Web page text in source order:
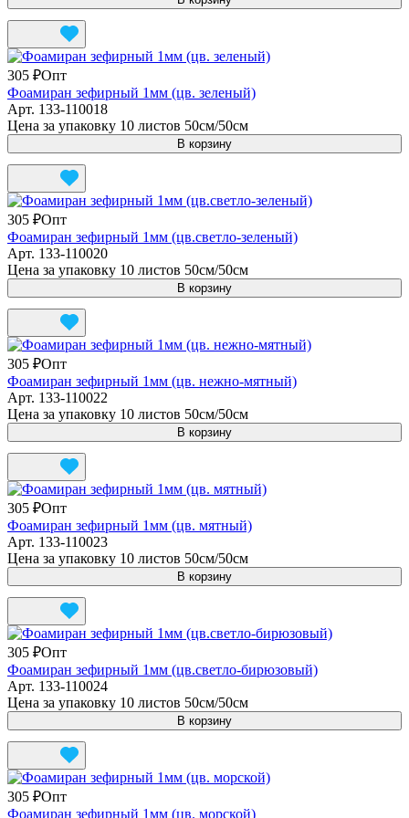
305 ₽Опт
Фоамиран зефирный 1мм (цв. зеленый)
Арт. 133-110018
Цена за упаковку 10 листов 50см/50см
В корзину
305 ₽Опт
Фоамиран зефирный 1мм (цв.светло-зеленый)
Арт. 133-110020
Цена за упаковку 10 листов 50см/50см
В корзину
305 ₽Опт
Фоамиран зефирный 1мм (цв. нежно-мятный)
Арт. 133-110022
Цена за упаковку 10 листов 50см/50см
В корзину
305 ₽Опт
Фоамиран зефирный 1мм (цв. мятный)
Арт. 133-110023
Цена за упаковку 10 листов 50см/50см
В корзину
305 ₽Опт
Фоамиран зефирный 1мм (цв.светло-бирюзовый)
Арт. 133-110024
Цена за упаковку 10 листов 50см/50см
В корзину
305 ₽Опт
Фоамиран зефирный 1мм (цв. морской)